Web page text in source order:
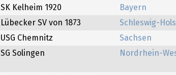
SK Kelheim 1920 Bayern
Lübecker SV von 1873 Schleswig-
USG Chemnitz Sachsen
SG Solingen Nordrhein-